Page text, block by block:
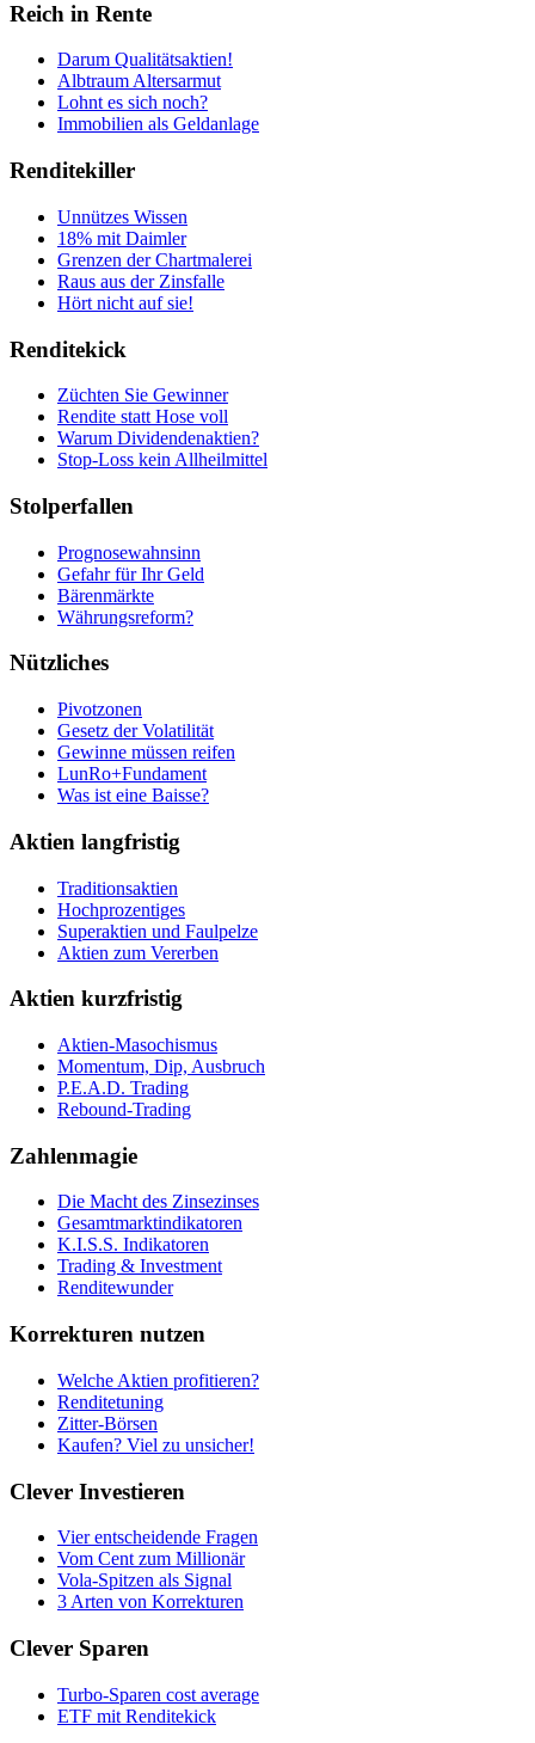
Reich in Rente
Darum Qualitätsaktien!
Albtraum Altersarmut
Lohnt es sich noch?
Immobilien als Geldanlage
Renditekiller
Unnützes Wissen
18% mit Daimler
Grenzen der Chartmalerei
Raus aus der Zinsfalle
Hört nicht auf sie!
Renditekick
Züchten Sie Gewinner
Rendite statt Hose voll
Warum Dividendenaktien?
Stop-Loss kein Allheilmittel
Stolperfallen
Prognosewahnsinn
Gefahr für Ihr Geld
Bärenmärkte
Währungsreform?
Nützliches
Pivotzonen
Gesetz der Volatilität
Gewinne müssen reifen
LunRo+Fundament
Was ist eine Baisse?
Aktien langfristig
Traditionsaktien
Hochprozentiges
Superaktien und Faulpelze
Aktien zum Vererben
Aktien kurzfristig
Aktien-Masochismus
Momentum, Dip, Ausbruch
P.E.A.D. Trading
Rebound-Trading
Zahlenmagie
Die Macht des Zinsezinses
Gesamtmarktindikatoren
K.I.S.S. Indikatoren
Trading & Investment
Renditewunder
Korrekturen nutzen
Welche Aktien profitieren?
Renditetuning
Zitter-Börsen
Kaufen? Viel zu unsicher!
Clever Investieren
Vier entscheidende Fragen
Vom Cent zum Millionär
Vola-Spitzen als Signal
3 Arten von Korrekturen
Clever Sparen
Turbo-Sparen cost average
ETF mit Renditekick